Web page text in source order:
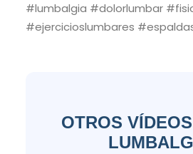
#lumbalgia #dolorlumbar
#ejercicioslumbares
OTROS